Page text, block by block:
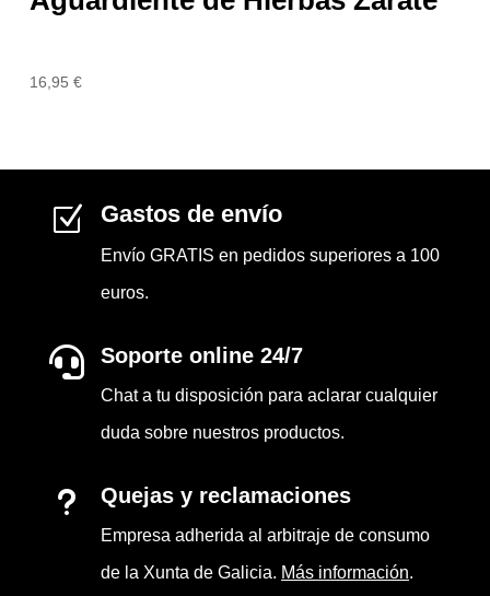
16,95€
Z Gastos de envío
Envío GRATIS en pedidos superiores a 100
euros.
 Soporte online 24/7
Chat a tu disposición para aclarar cualquier
duda sobre nuestros productos.
u Quejas y reclamaciones
Empresa adherida al arbitraje de consumo
de la Xunta de Galicia. Más información.